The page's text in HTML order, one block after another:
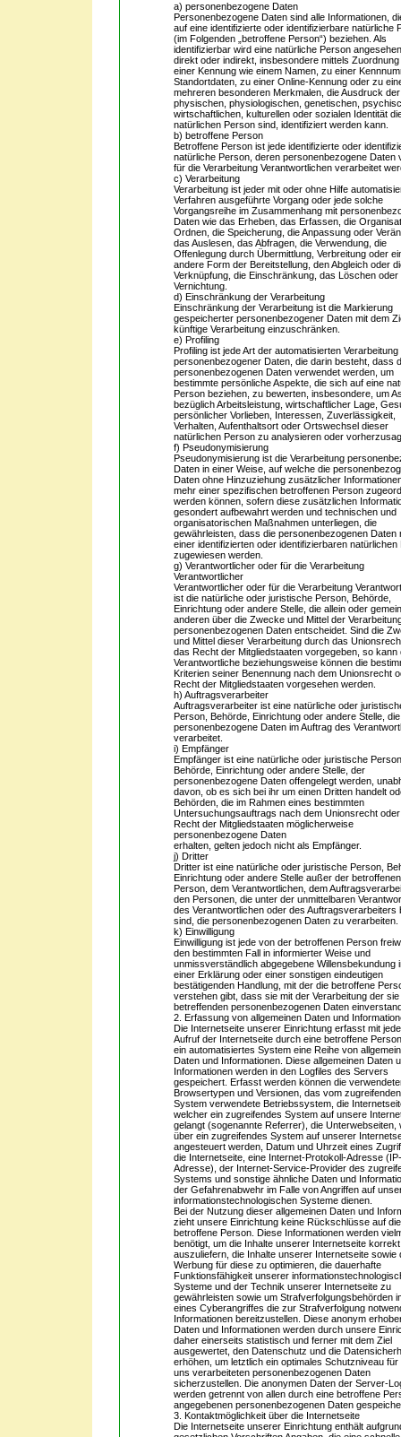
a) personenbezogene Daten
Personenbezogene Daten sind alle Informationen,
auf eine identifizierte oder identifizierbare natürliche
(im Folgenden „betroffene Person“) beziehen. Als
identifizierbar wird eine natürliche Person
direkt oder indirekt, insbesondere mittels
einer Kennung wie einem Namen, zu einer
Standortdaten, zu einer Online-Kennung oder zu
mehreren besonderen Merkmalen, die Ausdruck der
physischen, physiologischen, genetischen,
wirtschaftlichen, kulturellen oder sozialen Identität
natürlichen Person sind, identifiziert werden kann.
b) betroffene Person
Betroffene Person ist jede identifizierte oder
natürliche Person, deren personenbezogene Daten
für die Verarbeitung Verantwortlichen verarbeitet
c) Verarbeitung
Verarbeitung ist jeder mit oder ohne Hilfe
Verfahren ausgeführte Vorgang oder jede solche
Vorgangsreihe im Zusammenhang mit
Daten wie das Erheben, das Erfassen, die
Ordnen, die Speicherung, die Anpassung oder
das Auslesen, das Abfragen, die Verwendung, die
Offenlegung durch Übermittlung, Verbreitung oder
andere Form der Bereitstellung, den Abgleich oder
Verknüpfung, die Einschränkung, das Löschen oder
Vernichtung.
d) Einschränkung der Verarbeitung
Einschränkung der Verarbeitung ist die Markierung
gespeicherter personenbezogener Daten mit dem
künftige Verarbeitung einzuschränken.
e) Profiling
Profiling ist jede Art der automatisierten Verarbeitung
personenbezogener Daten, die darin besteht, dass
personenbezogenen Daten verwendet werden, um
bestimmte persönliche Aspekte, die sich auf eine
Person beziehen, zu bewerten, insbesondere, um
bezüglich Arbeitsleistung, wirtschaftlicher Lage,
persönlicher Vorlieben, Interessen, Zuverlässigkeit,
Verhalten, Aufenthaltsort oder Ortswechsel dieser
natürlichen Person zu analysieren oder
f) Pseudonymisierung
Pseudonymisierung ist die Verarbeitung
Daten in einer Weise, auf welche die
Daten ohne Hinzuziehung zusätzlicher
mehr einer spezifischen betroffenen Person
werden können, sofern diese zusätzlichen
gesondert aufbewahrt werden und technischen und
organisatorischen Maßnahmen unterliegen, die
gewährleisten, dass die personenbezogenen Daten
einer identifizierten oder identifizierbaren natürlichen
zugewiesen werden.
g) Verantwortlicher oder für die Verarbeitung
Verantwortlicher
Verantwortlicher oder für die Verarbeitung
ist die natürliche oder juristische Person, Behörde,
Einrichtung oder andere Stelle, die allein oder
anderen über die Zwecke und Mittel der
personenbezogenen Daten entscheidet. Sind die
und Mittel dieser Verarbeitung durch das
das Recht der Mitgliedstaaten vorgegeben, so kann
Verantwortliche beziehungsweise können die
Kriterien seiner Benennung nach dem Unionsrecht
Recht der Mitgliedstaaten vorgesehen werden.
h) Auftragsverarbeiter
Auftragsverarbeiter ist eine natürliche oder
Person, Behörde, Einrichtung oder andere Stelle, die
personenbezogene Daten im Auftrag des
verarbeitet.
i) Empfänger
Empfänger ist eine natürliche oder juristische
Behörde, Einrichtung oder andere Stelle, der
personenbezogene Daten offengelegt werden,
davon, ob es sich bei ihr um einen Dritten handelt
Behörden, die im Rahmen eines bestimmten
Untersuchungsauftrags nach dem Unionsrecht
Recht der Mitgliedstaaten möglicherweise
personenbezogene Daten
erhalten, gelten jedoch nicht als Empfänger.
j) Dritter
Dritter ist eine natürliche oder juristische Person,
Einrichtung oder andere Stelle außer der betroffenen
Person, dem Verantwortlichen, dem
den Personen, die unter der unmittelbaren
des Verantwortlichen oder des Auftragsverarbeiters
sind, die personenbezogenen Daten zu verarbeiten.
k) Einwilligung
Einwilligung ist jede von der betroffenen Person
den bestimmten Fall in informierter Weise und
unmissverständlich abgegebene Willensbekundung
einer Erklärung oder einer sonstigen eindeutigen
bestätigenden Handlung, mit der die betroffene
verstehen gibt, dass sie mit der Verarbeitung der sie
betreffenden personenbezogenen Daten
2. Erfassung von allgemeinen Daten und
Die Internetseite unserer Einrichtung erfasst mit
Aufruf der Internetseite durch eine betroffene
ein automatisiertes System eine Reihe von
Daten und Informationen. Diese allgemeinen Daten
Informationen werden in den Logfiles des Servers
gespeichert. Erfasst werden können die
Browsertypen und Versionen, das vom zugreifenden
System verwendete Betriebssystem, die
welcher ein zugreifendes System auf unsere
gelangt (sogenannte Referrer), die Unterwebseiten,
über ein zugreifendes System auf unserer
angesteuert werden, Datum und Uhrzeit eines
die Internetseite, eine Internet-Protokoll-Adresse
Adresse), der Internet-Service-Provider des
Systems und sonstige ähnliche Daten und
der Gefahrenabwehr im Falle von Angriffen auf
informationstechnologischen Systeme dienen.
Bei der Nutzung dieser allgemeinen Daten und
zieht unsere Einrichtung keine Rückschlüsse auf die
betroffene Person. Diese Informationen werden
benötigt, um die Inhalte unserer Internetseite korrekt
auszuliefern, die Inhalte unserer Internetseite sowie
Werbung für diese zu optimieren, die dauerhafte
Funktionsfähigkeit unserer
Systeme und der Technik unserer Internetseite zu
gewährleisten sowie um Strafverfolgungsbehörden
eines Cyberangriffes die zur Strafverfolgung
Informationen bereitzustellen. Diese anonym
Daten und Informationen werden durch unsere
daher einerseits statistisch und ferner mit dem Ziel
ausgewertet, den Datenschutz und die
erhöhen, um letztlich ein optimales Schutzniveau für
uns verarbeiteten personenbezogenen Daten
sicherzustellen. Die anonymen Daten der Server-
werden getrennt von allen durch eine betroffene
angegebenen personenbezogenen Daten
3. Kontaktmöglichkeit über die Internetseite
Die Internetseite unserer Einrichtung enthält